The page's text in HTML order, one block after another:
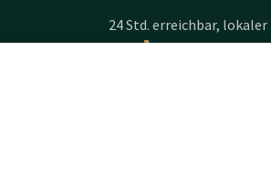
24 Std. erreichbar,
+32 50 83 37 80